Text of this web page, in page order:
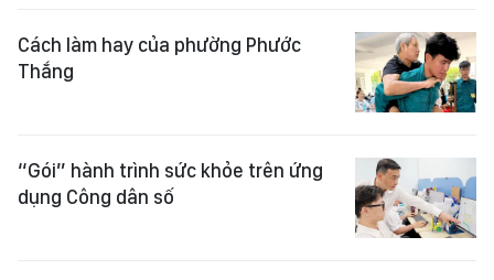
Cách làm hay của phường Phước
Thắng
“Gói” hành trình sức khỏe trên ứng
dụng Công dân số